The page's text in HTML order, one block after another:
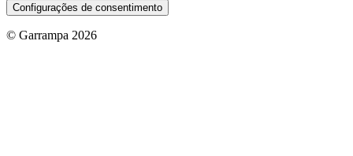
Configurações de consentimento
© Garrampa 2026